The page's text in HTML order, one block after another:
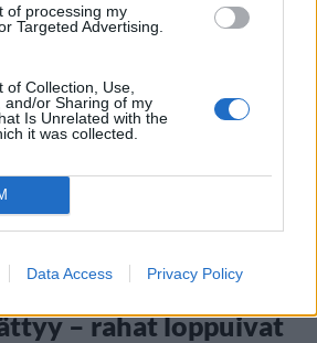
of processing my
Targeted Advertising.
of Collection, Use,
and/or Sharing of my
Is Unrelated with the
it was collected.
Data Access Privacy Policy
Aslakin
– rahat loppuivat